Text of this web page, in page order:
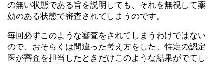
の無い状態である旨を説明しても、それを無視して薬
効のある状態で審査されてしまうのです。
毎回必ずこのような審査をされてしまうわけではない
ので、おそらくは間違った考え方をした、特定の認定
医が審査を担当したときだけこのような結果がでてし